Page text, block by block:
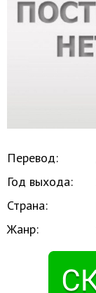
Перевод:
Год выхода:
Страна:
Жанр: